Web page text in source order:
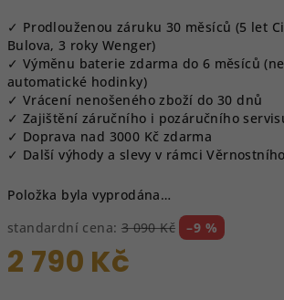
✓ Prodlouženou záruku 30 měsíců (5 let
Bulova, 3 roky Wenger)
✓ Výměnu baterie zdarma do 6 měsíců
automatické hodinky)
✓ Vrácení nenošeného zboží do 30 dnů
✓ Zajištění záručního i pozáručního
✓ Doprava nad 3000 Kč zdarma
✓ Další výhody a slevy v rámci
Položka byla vyprodána…
standardní cena: 3 090 Kč –9 %
2 790 Kč